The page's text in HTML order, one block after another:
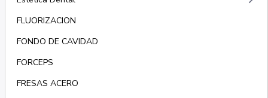
FLUORIZACION
FONDO DE CAVIDAD
FORCEPS
FRESAS ACERO